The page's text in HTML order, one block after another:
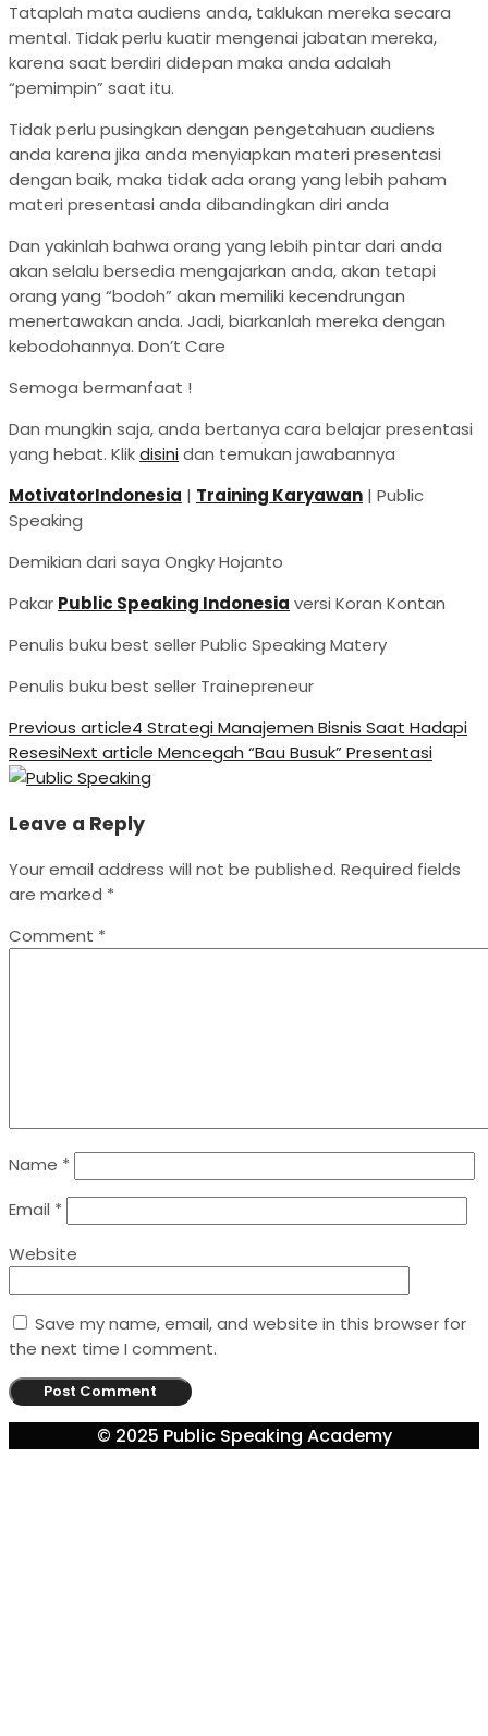
Tataplah mata audiens anda, taklukan mereka secara
mental. Tidak perlu kuatir mengenai jabatan mereka,
karena saat berdiri didepan maka anda adalah
“pemimpin” saat itu.
Tidak perlu pusingkan dengan pengetahuan audiens
anda karena jika anda menyiapkan materi presentasi
dengan baik, maka tidak ada orang yang lebih paham
materi presentasi anda dibandingkan diri anda
Dan yakinlah bahwa orang yang lebih pintar dari anda
akan selalu bersedia mengajarkan anda, akan tetapi
orang yang “bodoh” akan memiliki kecendrungan
menertawakan anda. Jadi, biarkanlah mereka dengan
kebodohannya. Don’t Care
Semoga bermanfaat !
Dan mungkin saja, anda bertanya cara belajar presentasi
yang hebat. Klikdisinidan temukan jawabannya
MotivatorIndonesia | Training Karyawan | Public
Speaking
Demikian dari saya Ongky Hojanto
Pakar Public Speaking Indonesia versi Koran Kontan
Penulis buku best seller Public Speaking Matery
Penulis buku best seller Trainepreneur
Previous article4 Strategi Manajemen Bisnis Saat Hadapi
ResesiNext article Mencegah “Bau Busuk” Presentasi
Leave a Reply
Your email address will not be published. Required fields
are marked *
Comment *
Name *
Email *
Website
Save my name, email, and website in this browser for
the next time I comment.
© 2025 Public Speaking Academy